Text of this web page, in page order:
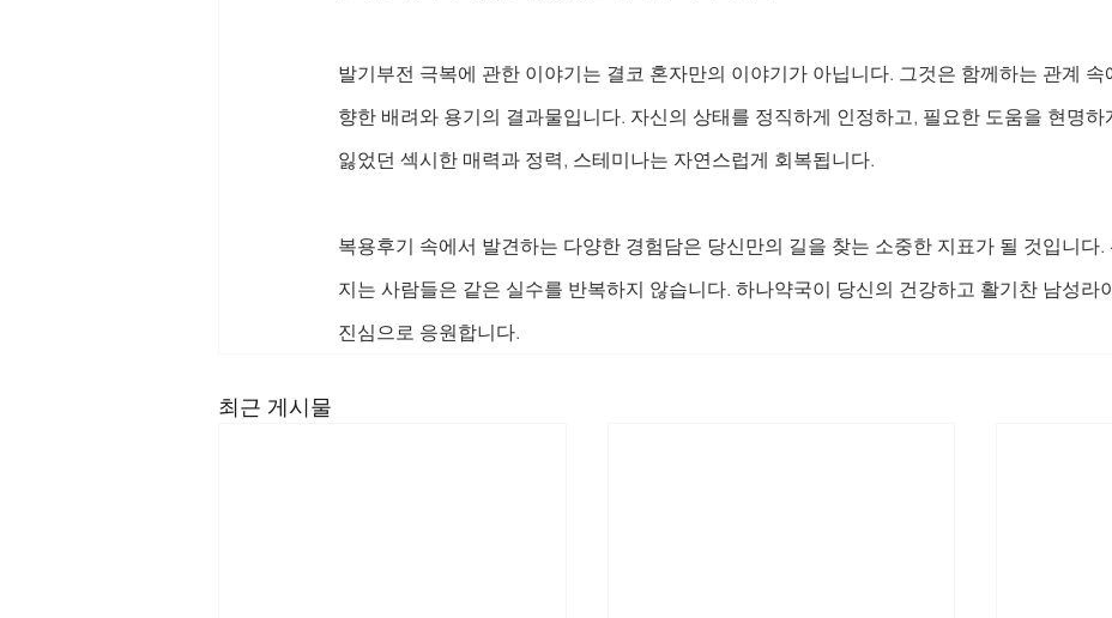
발기부전 극복에 관한 이야기는 결코 혼자만의 이야기가 아닙니다. 그것은 함께하는 관계 속
향한 배려와 용기의 결과물입니다. 자신의 상태를 정직하게 인정하고, 필요한 도움을 현명하
잃었던 섹시한 매력과 정력, 스테미나는 자연스럽게 회복됩니다.
복용후기 속에서 발견하는 다양한 경험담은 당신만의 길을 찾는 소중한 지표가 될 것입니다.
지는 사람들은 같은 실수를 반복하지 않습니다. 하나약국이 당신의 건강하고 활기찬 남성라
진심으로 응원합니다.
최근 게시물